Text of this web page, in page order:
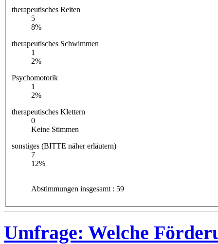
therapeutisches Reiten
5
8%
therapeutisches Schwimmen
1
2%
Psychomotorik
1
2%
therapeutisches Klettern
0
Keine Stimmen
sonstiges (BITTE näher erläutern)
7
12%
Abstimmungen insgesamt : 59
Umfrage: Welche